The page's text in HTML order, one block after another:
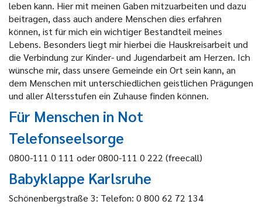
leben kann. Hier mit meinen Gaben mitzuarbeiten und dazu
beitragen, dass auch andere Menschen dies erfahren
können, ist für mich ein wichtiger Bestandteil meines
Lebens. Besonders liegt mir hierbei die Hauskreisarbeit und
die Verbindung zur Kinder- und Jugendarbeit am Herzen. Ich
wünsche mir, dass unsere Gemeinde ein Ort sein kann, an
dem Menschen mit unterschiedlichen geistlichen Prägungen
und aller Altersstufen ein Zuhause finden können.
Für Menschen in Not
Telefonseelsorge
0800-111 0 111 oder 0800-111 0 222 (freecall)
Babyklappe Karlsruhe
Schönenbergstraße 3: Telefon: 0 800 62 72 134